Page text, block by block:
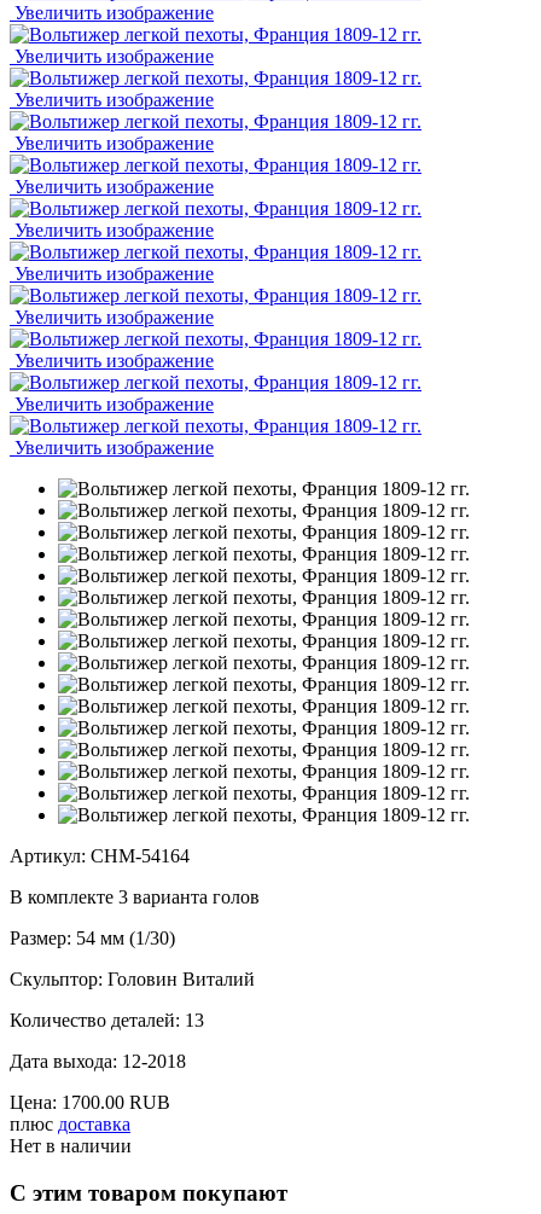
Увеличить изображение
Увеличить изображение
Увеличить изображение
Увеличить изображение
Увеличить изображение
Увеличить изображение
Увеличить изображение
Увеличить изображение
Увеличить изображение
Увеличить изображение
Увеличить изображение
Артикул: CHM-54164
В комплекте 3 варианта голов
Размер: 54 мм (1/30)
Скульптор: Головин Виталий
Количество деталей: 13
Дата выхода: 12-2018
Цена: 1700.00 RUB
плюс доставка
Нет в наличии
С этим товаром покупают